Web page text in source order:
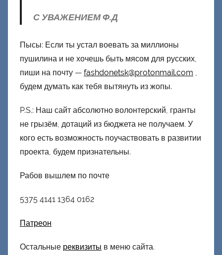
С УВАЖЕНИЕМ Ф.Д
Пысы: Если ты устал воевать за миллионы
пушилина и не хочешь быть мясом для русских,
пиши на почту — fashdonetsk@protonmail.com ,
будем думать как тебя вытянуть из жопы.
P.S.: Наш сайт абсолютно волонтерский, гранты
не грызём, дотаций из бюджета не получаем. У
кого есть возможность поучаствовать в развитии
проекта, будем признательны.
Рабов вышлем по почте
5375 4141 1364 0162
Патреон
Остальные реквизиты в меню сайта.